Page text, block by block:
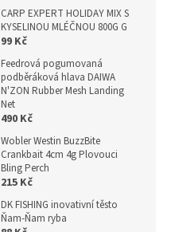
CARP EXPERT HOLIDAY MIX S
KYSELINOU MLÉČNOU 800G G
99 Kč
Feedrová pogumovaná
podběráková hlava DAIWA
N'ZON Rubber Mesh Landing
Net
490 Kč
Wobler Westin BuzzBite
Crankbait 4cm 4g Plovouci
Bling Perch
215 Kč
DK FISHING inovativní těsto
Ňam-Ňam ryba